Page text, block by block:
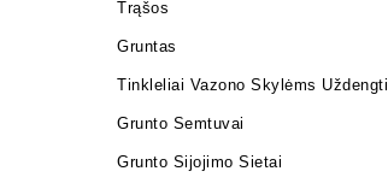
Trąšos
Gruntas
Tinkleliai Vazono Skylėms Uždengti
Grunto Semtuvai
Grunto Sijojimo Sietai